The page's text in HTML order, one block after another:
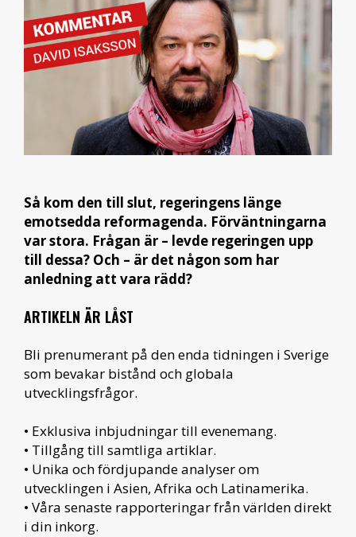
Så kom den till slut, regeringens länge
emotsedda reformagenda. Förväntningarna
var stora. Frågan är – levde regeringen upp
till dessa? Och – är det någon som har
anledning att vara rädd?
ARTIKELN ÄR LÅST
Bli prenumerant på den enda tidningen i Sverige
som bevakar bistånd och globala
utvecklingsfrågor.
• Exklusiva inbjudningar till evenemang.
• Tillgång till samtliga artiklar.
• Unika och fördjupande analyser om
utvecklingen i Asien, Afrika och Latinamerika.
• Våra senaste rapporteringar från världen direkt
i din inkorg.